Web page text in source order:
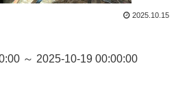
2025.10.15
～ 2025-10-19 00:00:00